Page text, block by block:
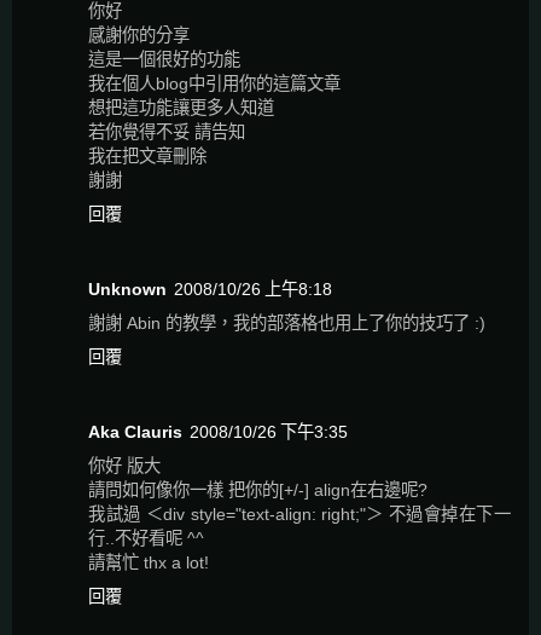
你好
感謝你的分享
這是一個很好的功能
我在個人blog中引用你的這篇文章
想把這功能讓更多人知道
若你覺得不妥 請告知
我在把文章刪除
謝謝
回覆
Unknown 2008/10/26 上午8:18
謝謝 Abin 的教學，我的部落格也用上了你的技巧了 :)
回覆
Aka Clauris 2008/10/26 下午3:35
你好 版大
請問如何像你一樣 把你的[+/-] align在右邊呢?
我試過 ＜div style="text-align: right;"＞ 不過會掉在下一
行..不好看呢 ^^
請幫忙 thx a lot!
回覆